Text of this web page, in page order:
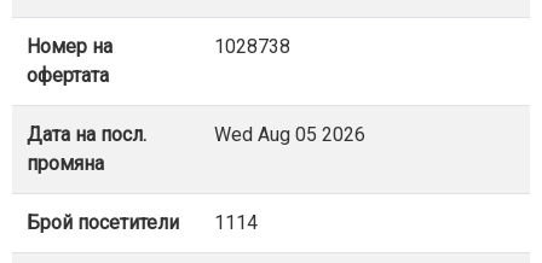
Номер на
офертата
1028738
Дата на посл.
промяна
Wed Aug 05 2026
Брой посетители 1114